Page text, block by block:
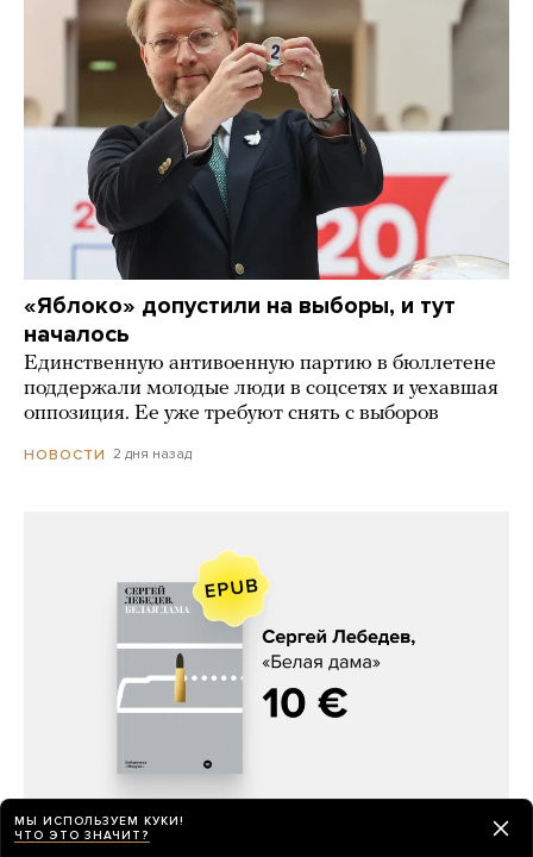
«Яблоко» допустили на выборы, и тут
началось
Единственную антивоенную партию в бюллетене
поддержали молодые люди в соцсетях и уехавшая
оппозиция. Ее уже требуют снять с выборов
НОВОСТИ 2 дня назад
Сергей Лебедев, «Белая дама»
МЫ ИСПОЛЬЗУЕМ КУКИ!
ЧТО ЭТО ЗНАЧИТ?